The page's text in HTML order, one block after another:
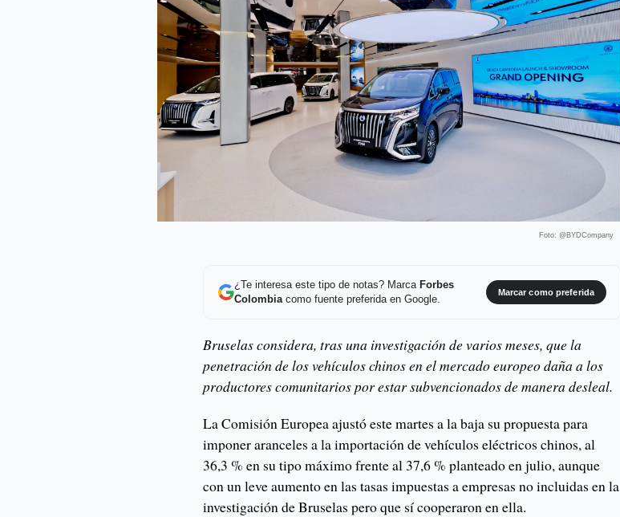
Foto: @BYDCompany
¿Te interesa este tipo de notas? Marca Forbes
Colombiacomo fuente preferida en Google.
Marcar como preferida
Bruselas considera, tras una investigación de varios meses, que la
penetración de los vehículos chinos en el mercado europeo daña a los
productores comunitarios por estar subvencionados de manera desleal.
La Comisión Europea ajustó este martes a la baja su propuesta para
imponer aranceles a la importación de vehículos eléctricos chinos, al
36,3 % en su tipo máximo frente al 37,6 % planteado en julio, aunque
con un leve aumento en las tasas impuestas a empresas no incluidas en la
investigación de Bruselas pero que sí cooperaron en ella.